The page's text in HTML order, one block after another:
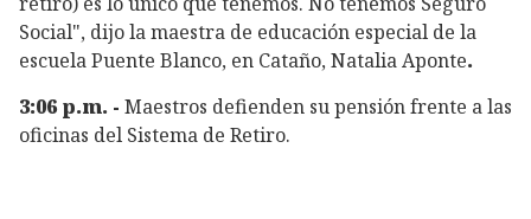
Social", dijo la maestra de educación especial de la
escuela Puente Blanco, en Cataño, Natalia Aponte.
3:06 p.m. - Maestros defienden su pensión frente a las
oficinas del Sistema de Retiro.